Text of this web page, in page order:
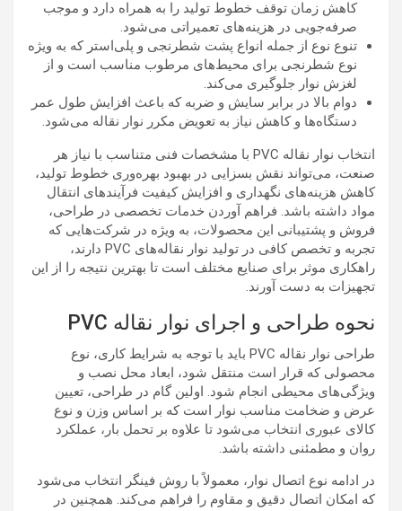
کاهش زمان توقف خطوط تولید را به همراه دارد و موجب
صرفه‌جویی در هزینه‌های تعمیراتی می‌شود.
تنوع نوع از جمله انواع پشت شطرنجی و پلی‌استر که به ویژه
نوع شطرنجی برای محیط‌های مرطوب مناسب است و از
لغزش نوار جلوگیری می‌کند.
دوام بالا در برابر سایش و ضربه که باعث افزایش طول عمر
دستگاه‌ها و کاهش نیاز به تعویض مکرر نوار نقاله می‌شود.
انتخاب نوار نقاله PVC با مشخصات فنی متناسب با نیاز هر
صنعت، می‌تواند نقش بسزایی در بهبود بهره‌وری خطوط تولید،
کاهش هزینه‌های نگهداری و افزایش کیفیت فرآیندهای انتقال
مواد داشته باشد. فراهم آوردن خدمات تخصصی در طراحی،
فروش و پشتیبانی این محصولات، به ویژه در شرکت‌هایی که
تجربه و تخصص کافی در تولید نوار نقاله‌های PVC دارند،
راهکاری موثر برای صنایع مختلف است تا بهترین نتیجه را از این
تجهیزات به دست آورند.
نحوه طراحی و اجرای نوار نقاله PVC
طراحی نوار نقاله PVC باید با توجه به شرایط کاری، نوع
محصولی که قرار است منتقل شود، ابعاد محل نصب و
ویژگی‌های محیطی انجام شود. اولین گام در طراحی، تعیین
عرض و ضخامت مناسب نوار است که بر اساس وزن و نوع
کالای عبوری انتخاب می‌شود تا علاوه بر تحمل بار، عملکرد
روان و مطمئنی داشته باشد.
در ادامه نوع اتصال نوار، معمولاً با روش فینگر انتخاب می‌شود
که امکان اتصال دقیق و مقاوم را فراهم می‌کند. همچنین در